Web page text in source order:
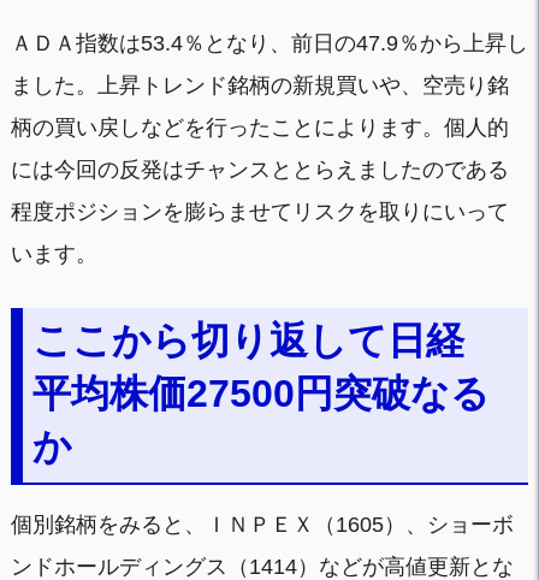
ＡＤＡ指数は53.4％となり、前日の47.9％から上昇し
ました。上昇トレンド銘柄の新規買いや、空売り銘
柄の買い戻しなどを行ったことによります。個人的
には今回の反発はチャンスととらえましたのである
程度ポジションを膨らませてリスクを取りにいって
います。
ここから切り返して日経
平均株価27500円突破なる
か
個別銘柄をみると、ＩＮＰＥＸ（1605）、ショーボ
ンドホールディングス（1414）などが高値更新とな